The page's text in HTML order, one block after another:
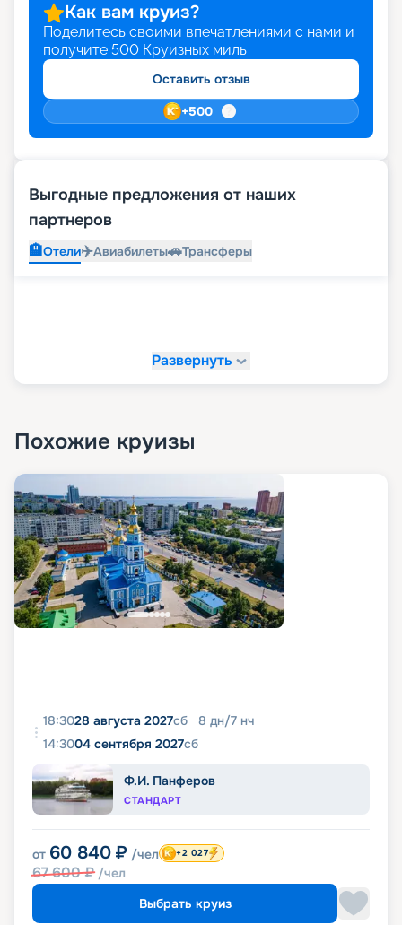
Как вам круиз?
Поделитесь своими впечатлениями с нами и
получите 500 Круизных миль
Оставить отзыв
+500
Выгодные предложения от наших
партнеров
🏨Отели✈️Авиабилеты🚗Трансферы
Развернуть
Похожие круизы
18:3028 августа 2027сб 8 дн/7 нч
14:3004 сентября 2027сб
Ф.И. Панферов
СТАНДАРТ
от 60 840 ₽ /чел
67 600₽ /чел
+2 027
Выбрать круиз